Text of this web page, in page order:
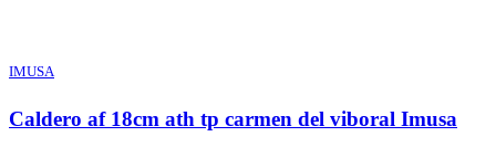
IMUSA
Caldero af 18cm ath tp carmen del viboral Imusa